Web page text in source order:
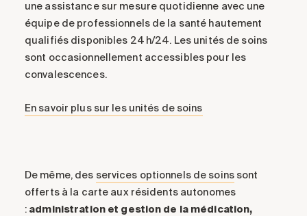
une assistance sur mesure quotidienne avec une
équipe de professionnels de la santé hautement
qualifiés disponibles 24 h/24. Les unités de soins
sont occasionnellement accessibles pour les
convalescences.
En savoir plus sur les unités de soins
De même, des services optionnels de soinssont
offerts à la carte aux résidents autonomes
: administration et gestion de la médication,